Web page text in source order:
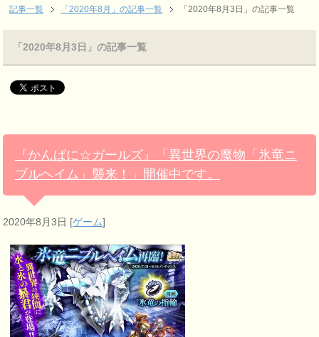
記事一覧
「2020年8月」の記事一覧 「2020年8月3日」の記事一覧
「2020年8月3日」の記事一覧
『かんぱに☆ガールズ』「異世界の魔物「氷竜ニ
ブルヘイム」襲来！」開催中です。
2020年8月3日 [ゲーム]